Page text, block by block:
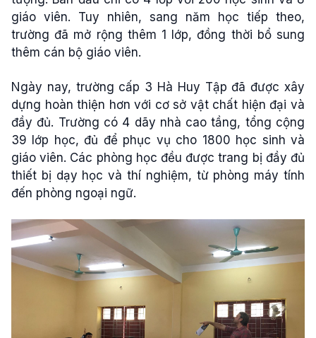
giáo viên. Tuy nhiên, sang năm học tiếp theo,
trường đã mở rộng thêm 1 lớp, đồng thời bổ sung
thêm cán bộ giáo viên.
Ngày nay, trường cấp 3 Hà Huy Tập đã được xây
dựng hoàn thiện hơn với cơ sở vật chất hiện đại và
đầy đủ. Trường có 4 dãy nhà cao tầng, tổng cộng
39 lớp học, đủ để phục vụ cho 1800 học sinh và
giáo viên. Các phòng học đều được trang bị đầy đủ
thiết bị dạy học và thí nghiệm, từ phòng máy tính
đến phòng ngoại ngữ.